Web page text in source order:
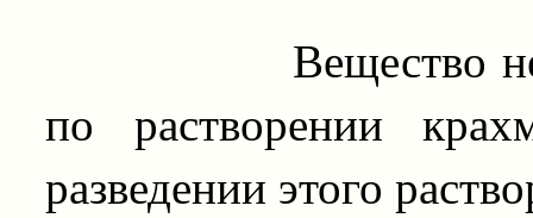
Вещество
по растворении
разведении этого